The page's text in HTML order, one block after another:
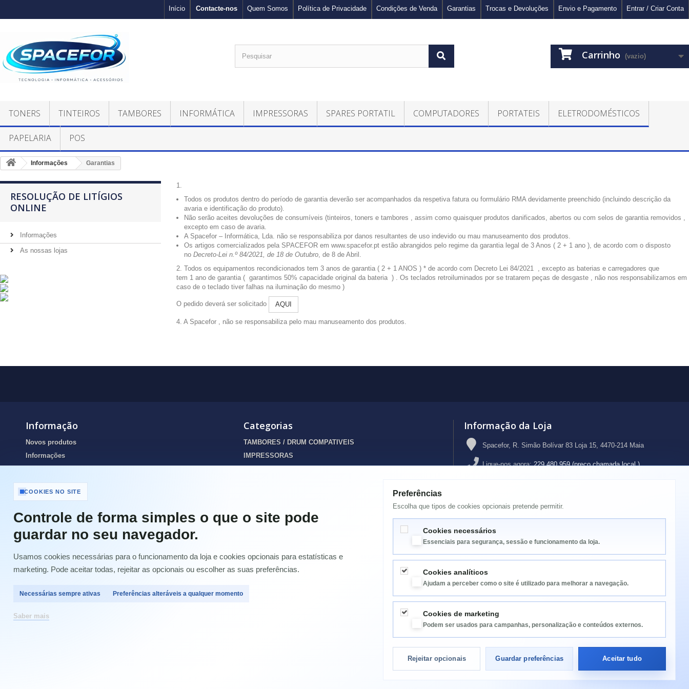
Entrar / Criar Conta
Envio e Pagamento
Trocas e Devoluções
Garantias
Condições de Venda
Política de Privacidade
Quem Somos
Contacte-nos
Início
Carrinho (vazio)
TONERS TINTEIROS TAMBORES INFORMÁTICA IMPRESSORAS SPARES PORTATIL COMPUTADORES PORTATEIS ELETRODOMÉSTICOS
PAPELARIA POS
Informações Garantias
RESOLUÇÃO DE LITÍGIOS
ONLINE
Informações
As nossas lojas
1.
Todos os produtos dentro do período de garantia deverão ser acompanhados da respetiva fatura ou formulário RMA devidamente preenchido (incluindo descrição da
avaria e identificação do produto).
Não serão aceites devoluções de consumíveis (tinteiros, toners e tambores , assim como quaisquer produtos danificados, abertos ou com selos de garantia removidos ,
excepto em caso de avaria.
A Spacefor – Informática, Lda. não se responsabiliza por danos resultantes de uso indevido ou mau manuseamento dos produtos.
Os artigos comercializados pela SPACEFOR em www.spacefor.pt estão abrangidos pelo regime da garantia legal de 3 Anos ( 2 + 1 ano ), de acordo com o disposto
no Decreto-Lei n.º 84/2021, de 18 de Outubro, de 8 de Abril.
2. Todos os equipamentos recondicionados tem 3 anos de garantia ( 2 + 1 ANOS ) * de acordo com Decreto Lei 84/2021 , excepto as baterias e carregadores que
tem 1 ano de garantia ( garantimos 50% capacidade original da bateria ) . Os teclados retroiluminados por se tratarem peças de desgaste , não nos responsabilizamos em
caso de o teclado tiver falhas na iluminação do mesmo )
O pedido deverá ser solicitado AQUI
4. A Spacefor , não se responsabiliza pelo mau manuseamento dos produtos.
Informação
Novos produtos
Informações
Resolução de Litígios Online
Termos e condições
Portes de Envio e pagamento
Garantias
Livro de Reclamações Electrónico (LRE)
Condições Gerais de Venda
Mapa do site
Categorias
TAMBORES / DRUM COMPATIVEIS
IMPRESSORAS
ENERGIA
Papelaria / Diversos
CAIXA RESIDUOS / TANQUE MANUTENÇÃO JATO TINTA
Informação da Loja
Spacefor, R. Simão Bolívar 83 Loja 15, 4470-214 Maia
Ligue-nos agora:229 480 959 (preço chamada local )
COOKIES NO SITE
Controle de forma simples o que o site pode
guardar no seu navegador.
Usamos cookies necessárias para o funcionamento da loja e cookies opcionais para estatísticas e
marketing. Pode aceitar todas, rejeitar as opcionais ou escolher as suas preferências.
Necessárias sempre ativas Preferências alteráveis a qualquer momento
Saber mais
Preferências
Escolha que tipos de cookies opcionais pretende permitir.
Cookies necessários
Essenciais para segurança, sessão e funcionamento da loja.
Cookies analíticos
Ajudam a perceber como o site é utilizado para melhorar a navegação.
Cookies de marketing
Podem ser usados para campanhas, personalização e conteúdos externos.
Rejeitar opcionais Guardar preferências Aceitar tudo